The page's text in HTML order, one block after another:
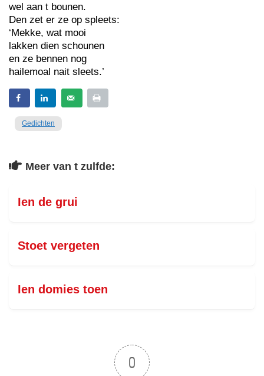
wel aan t bounen.
Den zet er ze op spleets:
‘Mekke, wat mooi
lakken dien schounen
en ze bennen nog
hailemoal nait sleets.’
Gedichten
Meer van t zulfde:
Ien de grui
Stoet vergeten
Ien domies toen
0